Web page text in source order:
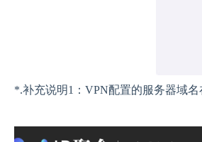
*.补充说明1：VPN配置的服务器域名